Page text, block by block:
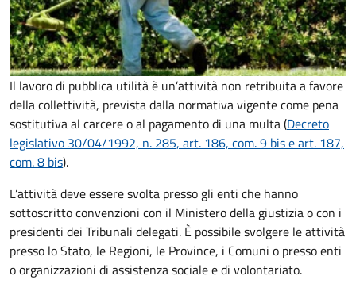
Il lavoro di pubblica utilità è un’attività non retribuita a favore
della collettività, prevista dalla normativa vigente come pena
sostitutiva al carcere o al pagamento di una multa (Decreto
legislativo 30/04/1992, n. 285, art. 186, com. 9 bis e art. 187,
com. 8 bis).
L’attività deve essere svolta presso gli enti che hanno
sottoscritto convenzioni con il Ministero della giustizia o con i
presidenti dei Tribunali delegati. È possibile svolgere le attività
presso lo Stato, le Regioni, le Province, i Comuni o presso enti
o organizzazioni di assistenza sociale e di volontariato.